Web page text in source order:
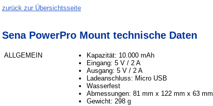
zurück zur Übersichtsseite
Sena PowerPro Mount technische Daten
ALLGEMEIN
Kapazität: 10.000 mAh
Eingang: 5 V / 2 A
Ausgang: 5 V / 2 A
Ladeanschluss: Micro USB
Wasserfest
Abmessungen: 81 mm x 122 mm x 63 mm
Gewicht: 298 g